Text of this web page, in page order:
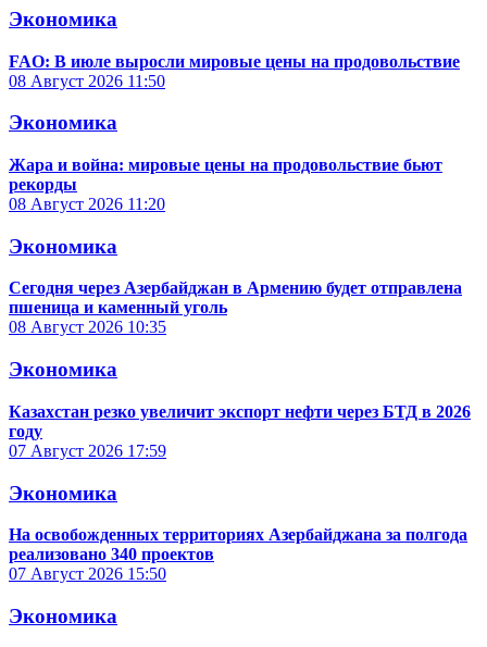
Экономика
FAO: В июле выросли мировые цены на продовольствие
08 Август 2026 11:50
Экономика
Жара и война: мировые цены на продовольствие бьют
рекорды
08 Август 2026 11:20
Экономика
Сегодня через Азербайджан в Армению будет отправлена
пшеница и каменный уголь
08 Август 2026 10:35
Экономика
Казахстан резко увеличит экспорт нефти через БТД в 2026
году
07 Август 2026 17:59
Экономика
На освобожденных территориях Азербайджана за полгода
реализовано 340 проектов
07 Август 2026 15:50
Экономика